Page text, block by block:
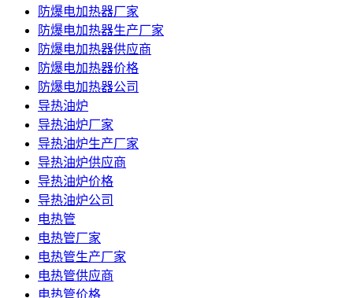
防爆电加热器厂家
防爆电加热器生产厂家
防爆电加热器供应商
防爆电加热器价格
防爆电加热器公司
导热油炉
导热油炉厂家
导热油炉生产厂家
导热油炉供应商
导热油炉价格
导热油炉公司
电热管
电热管厂家
电热管生产厂家
电热管供应商
电热管价格